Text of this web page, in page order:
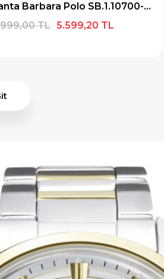
Santa Barbara Polo SB.1.10700-1 Erkek Kol Saati
5.599,20 TL
TL
%10